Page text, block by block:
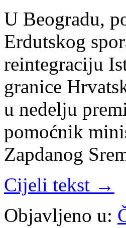
U Beogradu,
Erdutskog
reintegraciju
granice
u nedelju
pomoćnik
Zapdanog
Cijeli tekst →
Objavljeno u: